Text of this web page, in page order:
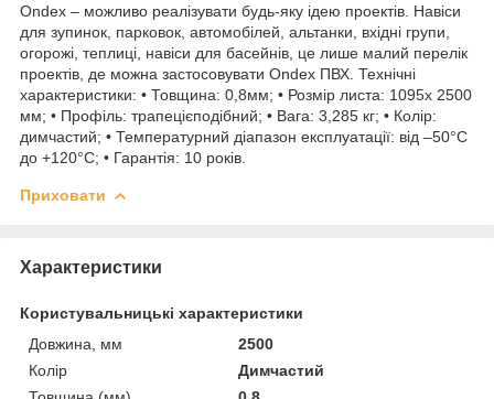
Ondex – можливо реалізувати будь-яку ідею проектів. Навіси
для зупинок, парковок, автомобілей, альтанки, вхідні групи,
огорожі, теплиці, навіси для басейнів, це лише малий перелік
проектів, де можна застосовувати Ondex ПВХ. Технічні
характеристики: • Товщина: 0,8мм; • Розмір листа: 1095х 2500
мм; • Профіль: трапецієподібний; • Вага: 3,285 кг; • Колір:
димчастий; • Температурний діапазон експлуатації: від –50°C
до +120°C; • Гарантія: 10 років.
Приховати
Характеристики
Користувальницькі характеристики
Довжина, мм
2500
Колір
Димчастий